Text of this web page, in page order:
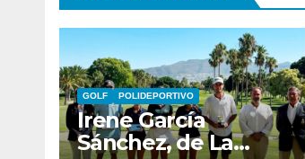
GOLF POLIDEPORTIVO
Irene García
Sánchez, de La